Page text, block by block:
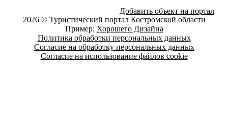
Добавить объект на портал
2026 © Туристический портал Костромской области
Пример: Хорошего Дизайна
Политика обработки персональных данных
Согласие на обработку персональных данных
Согласие на использование файлов cookie